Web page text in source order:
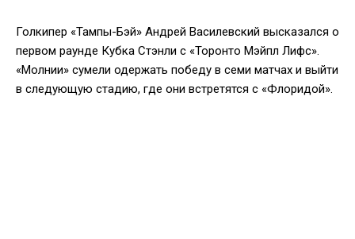
Голкипер «Тампы-Бэй» Андрей Василевский высказался о
первом раунде Кубка Стэнли с «Торонто Мэйпл Лифс».
«Молнии» сумели одержать победу в семи матчах и выйти
в следующую стадию, где они встретятся с «Флоридой».